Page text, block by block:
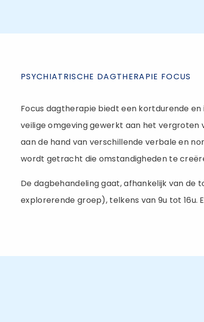
PSYCHIATRISCHE DAGTHERAPIE FOCUS
Focus dagtherapie biedt een kortdurende
veilige omgeving gewerkt aan het
aan de hand van verschillende verbale en
wordt getracht die omstandigheden te
De dagbehandeling gaat, afhankelijk van
explorerende groep), telkens van 9u tot 16u.